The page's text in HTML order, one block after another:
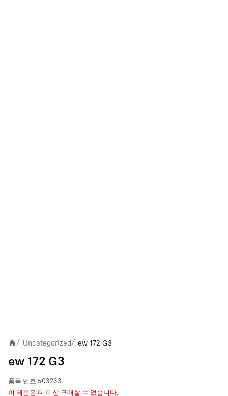
/ Uncategorized/ ew 172 G3
ew 172 G3
품목 번호 503233
이 제품은 더 이상 구매할 수 없습니다.